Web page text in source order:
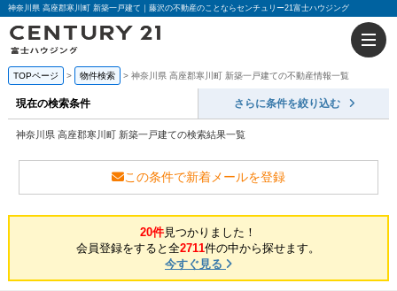
神奈川県 高座郡寒川町 新築一戸建て｜藤沢の不動産のことならセンチュリー21富士ハウジング
TOPページ 物件検索 神奈川県 高座郡寒川町 新築一戸建ての不動産情報一覧
現在の検索条件 さらに条件を絞り込む
神奈川県 高座郡寒川町 新築一戸建ての検索結果一覧
この条件で新着メールを登録
20件見つかりました！
会員登録をすると全2711件の中から探せます。
今すぐ見る